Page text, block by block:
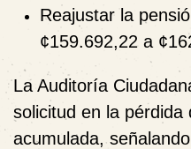
Reajustar la
¢159.692,22 a
La Auditoría
solicitud en la pérdida
acumulada,